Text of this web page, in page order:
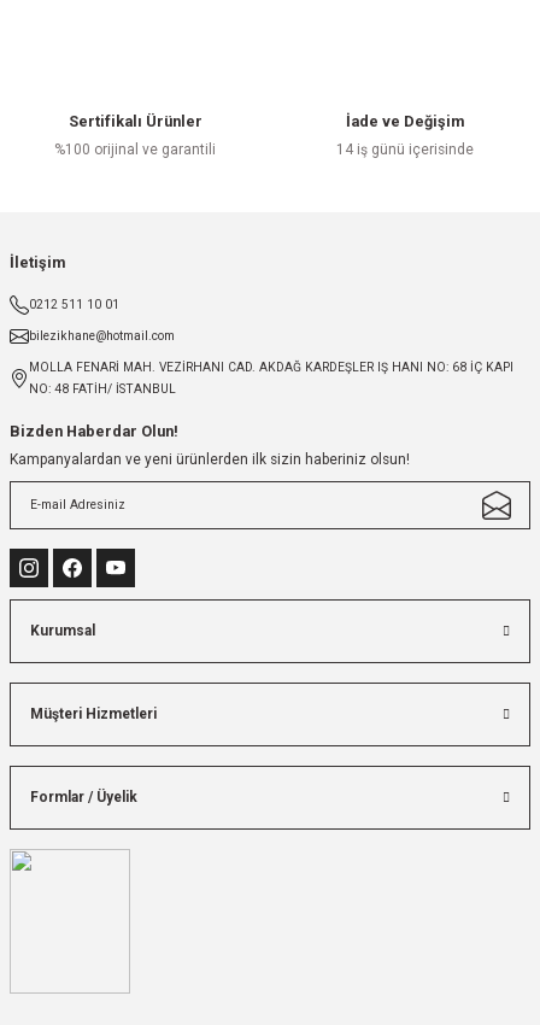
Sertifikalı Ürünler
%100 orijinal ve garantili
İade ve Değişim
14 iş günü içerisinde
İletişim
0212 511 10 01
bilezikhane@hotmail.com
MOLLA FENARİ MAH. VEZİRHANI CAD. AKDAĞ KARDEŞLER IŞ HANI NO: 68 İÇ KAPI
NO: 48 FATİH/ İSTANBUL
Bizden Haberdar Olun!
Kampanyalardan ve yeni ürünlerden ilk sizin haberiniz olsun!
Kurumsal
Müşteri Hizmetleri
Formlar / Üyelik